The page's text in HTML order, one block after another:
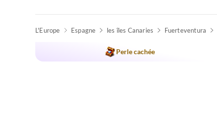
L'Europe Espagne les îles Canaries Fuerteventura
Perle cachée